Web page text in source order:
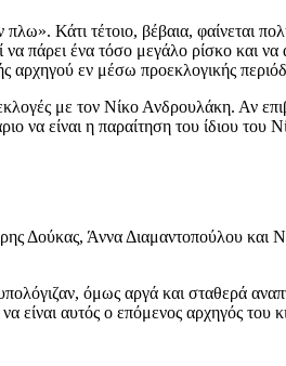
πλω». Κάτι τέτοιο, βέβαια,
πάρει ένα τόσο μεγάλο ρίσκο και
αρχηγού εν μέσω προεκλογικής
με τον Νίκο Ανδρουλάκη. Αν
να είναι η παραίτηση του ίδιου
Δούκας, Άννα Διαμαντοπούλου
όμως αργά και σταθερά
είναι αυτός ο επόμενος αρχηγός του